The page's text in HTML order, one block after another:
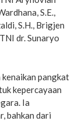
S.E.,
S.H., Brigjen
dr. Sunaryo
kenaikan pangkat
kepercayaan
Ia
bahkan dari